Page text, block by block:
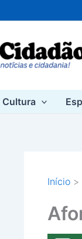
Cultura
Início